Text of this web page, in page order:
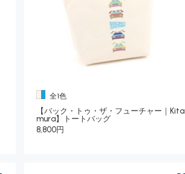
全1色
【バック・トゥ・ザ・フューチャー｜Kita
mura】トートバッグ
8,800円